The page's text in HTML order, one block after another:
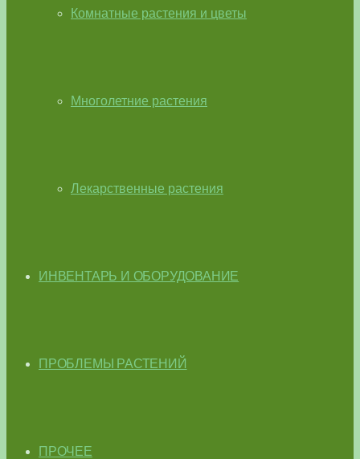
Комнатные растения и цветы
Многолетние растения
Лекарственные растения
ИНВЕНТАРЬ И ОБОРУДОВАНИЕ
ПРОБЛЕМЫ РАСТЕНИЙ
ПРОЧЕЕ